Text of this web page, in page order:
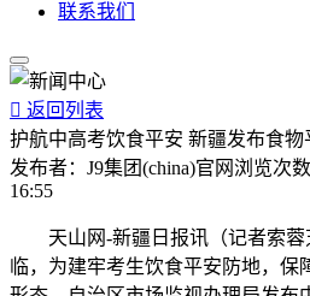
联系我们
 返回列表
护航中高考饮食平安 新疆发布食物
发布者： J9集团(china)官网 浏览次数
16:55
天山网-新疆日报讯（记者索蓉
临，为建牢考生饮食平安防地，保